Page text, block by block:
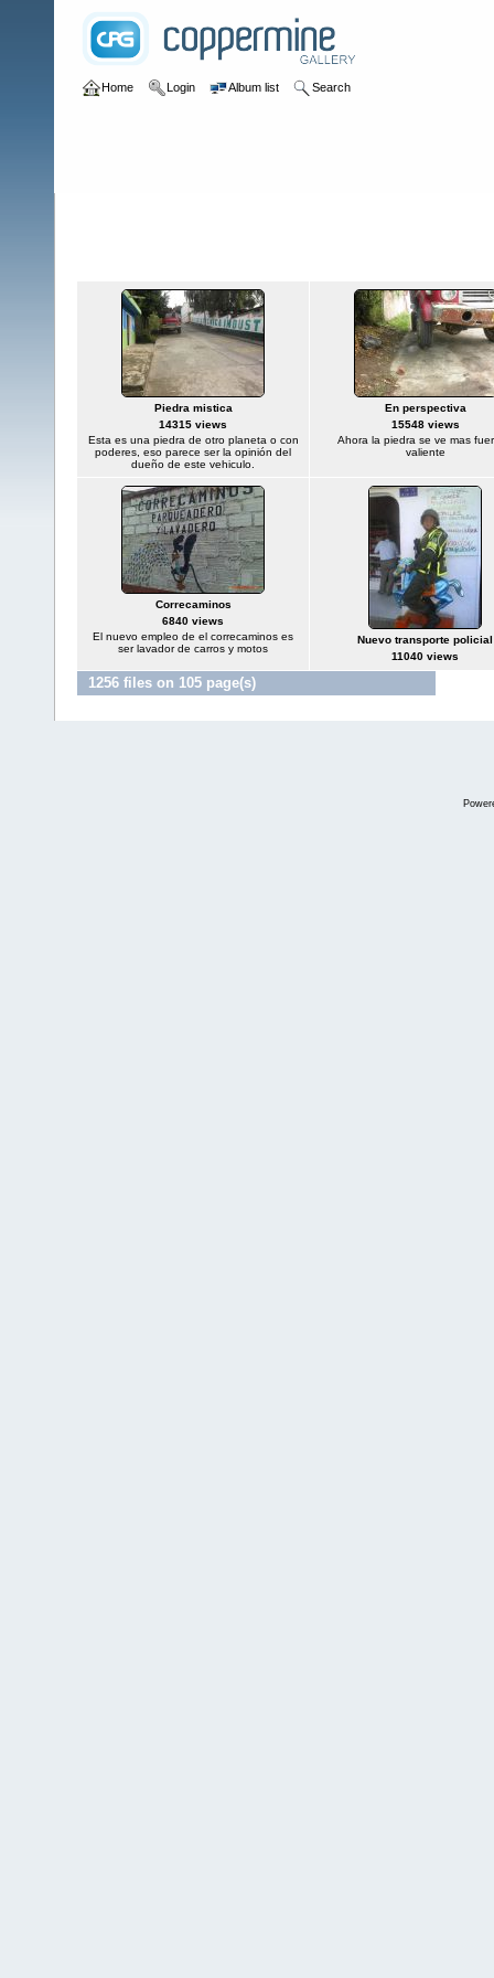
Home Login Album list Search
Piedra mistica
14315 views
Esta es una piedra de otro planeta o con
poderes, eso parece ser la opinión del
dueño de este vehiculo.
En perspectiva
15548 views
Ahora la piedra se ve mas
valiente
Correcaminos
6840 views
El nuevo empleo de el correcaminos es
ser lavador de carros y motos
Nuevo transporte policial
11040 views
1256 files on 105 page(s)